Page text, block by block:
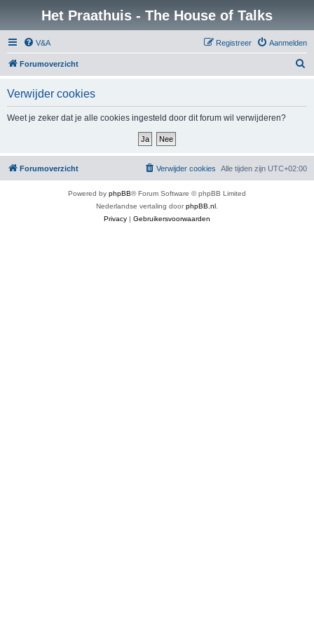
Het Praathuis - The House of Talks
V&A Aanmelden
Registreer
Forumoverzicht
Verwijder cookies
Weet je zeker dat je alle cookies ingesteld door dit forum wil verwijderen?
Forumoverzicht Alle tijden zijn UTC+02:00
Verwijder cookies
Powered by phpBB® Forum Software © phpBB Limited
Nederlandse vertaling doorphpBB.nl
Privacy | Gebruikersvoorwaarden